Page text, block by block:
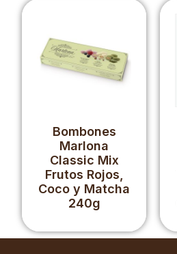
Bombones
Marlona
Classic Mix
Frutos Rojos,
Coco y Matcha
240g